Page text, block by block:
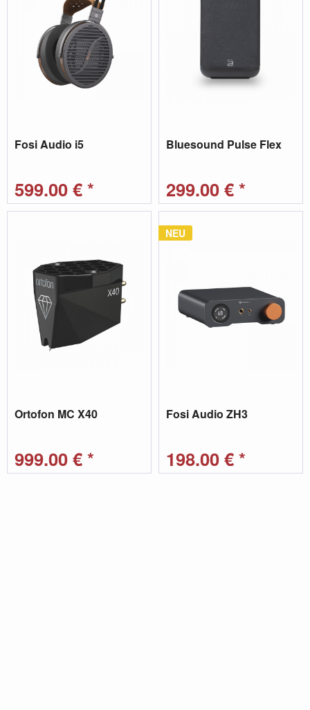
Fosi Audio i5
599,00 € *
Ortofon MC X40
999,00 € *
NEU
Fosi Audio ZH3
198,00 € *
Bluesound Pulse Flex
299,00 € *